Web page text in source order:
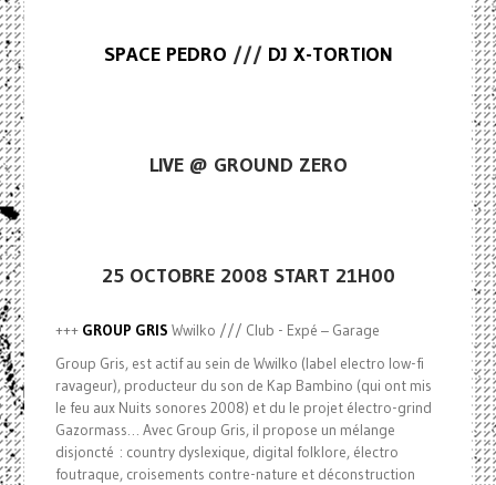
SPACE PEDRO /// DJ X-TORTION
LIVE @ GROUND ZERO
25 OCTOBRE 2008 START 21H00
+++ GROUP GRIS Wwilko /// Club - Expé – Garage
Group Gris, est actif au sein de Wwilko (label electro low-fi
ravageur), producteur du son de Kap Bambino (qui ont mis
le feu aux Nuits sonores 2008) et du le projet électro-grind
Gazormass… Avec Group Gris, il propose un mélange
disjoncté : country dyslexique, digital folklore, électro
foutraque, croisements contre-nature et déconstruction